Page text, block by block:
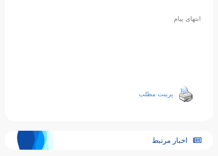
انتهای پیام
پرینت مطلب
اخبار مرتبط